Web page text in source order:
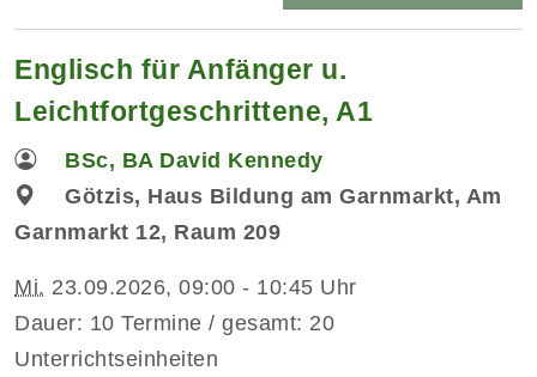
Englisch für Anfänger u.
Leichtfortgeschrittene, A1
BSc, BA David Kennedy
Götzis, Haus Bildung am Garnmarkt, Am
Garnmarkt 12, Raum 209
Mi. 23.09.2026, 09:00 - 10:45 Uhr
Dauer: 10 Termine / gesamt: 20
Unterrichtseinheiten